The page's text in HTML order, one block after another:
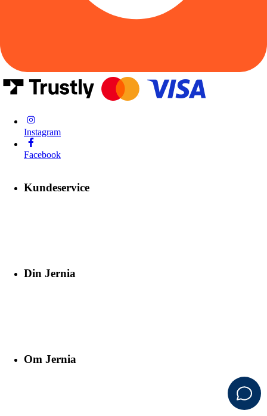
Instagram
Facebook
Kundeservice
Din Jernia
Om Jernia